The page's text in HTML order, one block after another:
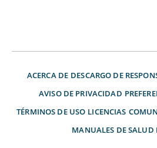
ACERCA DE DESCARGO DE
AVISO DE PRIVACIDAD
TÉRMINOS DE USO LICENCIAS
MANUALES DE